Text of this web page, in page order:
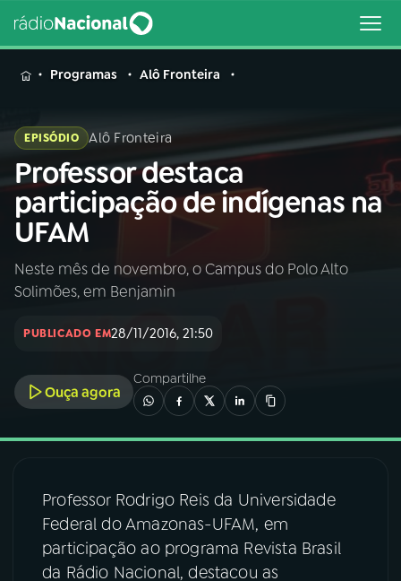
MENU
Buscar
na
Rádio
Nacional
Buscar
AO VIVO
INÍCIO
A RÁDIO
03PROGRAMAÇÃO
04PROGRAMAS
PODCASTS
Programas Alô Fronteira
EPISÓDIO Alô Fronteira
Professor destaca
participação de indígenas na
UFAM
Neste mês de novembro, o Campus do Polo Alto
Solimões, em Benjamin
PUBLICADO EM28/11/2016, 21:50
Ouça agora
Compartilhe
Professor Rodrigo Reis da Universidade
Federal do Amazonas-UFAM, em
participação ao programa Revista Brasil
da Rádio Nacional, destacou as